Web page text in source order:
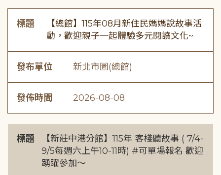
標題
【總館】115年08月新住民媽媽說故事活
動，歡迎親子一起體驗多元閱讀文化~
發布單位 新北市圖(總館)
發佈時間 2026-08-08
標題
【新莊中港分館】115年 客棧聽故事 ( 7/4-
9/5每週六上午10-11時) #可單場報名 歡迎
踴躍參加～